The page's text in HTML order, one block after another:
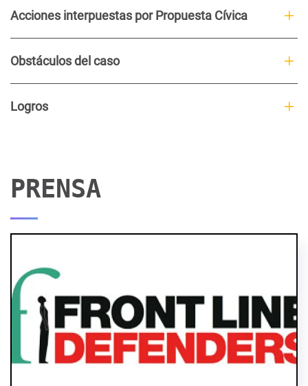
Acciones interpuestas por Propuesta Cívica
Obstáculos del caso
Logros
PRENSA